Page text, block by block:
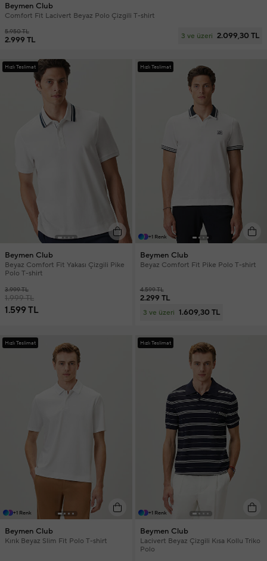
Beymen Club
Comfort Fit Lacivert Beyaz Polo Çizgili T-shirt
5.950 TL
2.999 TL 3 ve üzeri 2.099,30 TL
Hızlı Teslimat
Beymen Club
Beyaz Comfort Fit Yakası Çizgili Pike
Polo T-shirt
3.999 TL
1.999 TL
1.599 TL
Hızlı Teslimat
+1 Renk
Beymen Club
Beyaz Comfort Fit Pike Polo T-shirt
4.599 TL
2.299 TL
3 ve üzeri 1.609,30 TL
Hızlı Teslimat
+1 Renk
Beymen Club
Kırık Beyaz Slim Fit Polo T-shirt
Hızlı Teslimat
+1 Renk
Beymen Club
Lacivert Beyaz Çizgili Kısa Kollu Triko
Polo